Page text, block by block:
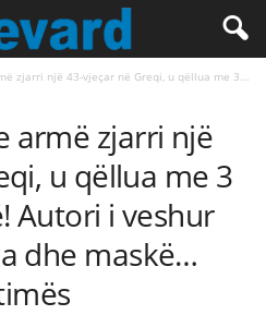
zjarri një 43-vjeçar në Greqi, u qëllua me 3...
armë zjarri një
u qëllua me 3
Autori i veshur
dhe maskë…